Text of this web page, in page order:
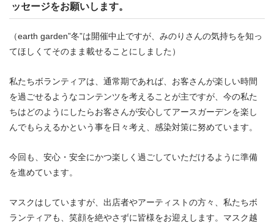
ッセージをお願いします。
（earth garden”冬”は開催中止ですが、みのりさんの気持ちを知っ
てほしくてそのまま載せることにしました）
私たちボランティアは、通常期であれば、お客さんが楽しい時間
を過ごせるようなコンテンツを考えることが主ですが、今の私た
ちはどのようにしたらお客さんが安心してアースガーデンを楽し
んでもらえるかという事を日々考え、感染対策に努めています。
今回も、安心・安全にかつ楽しく過ごしていただけるように準備
を進めています。
マスクはしていますが、出店者やアーティストの方々、私たちボ
ランティアも、笑顔を絶やさずに皆様をお迎えします。マスク越